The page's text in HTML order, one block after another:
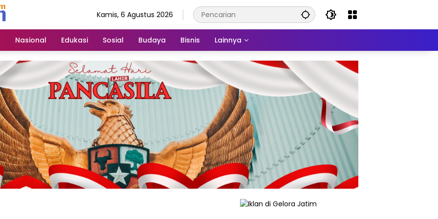
Kamis, 6 Agustus 2026
Nasional Edukasi Sosial Budaya Bisnis Lainnya